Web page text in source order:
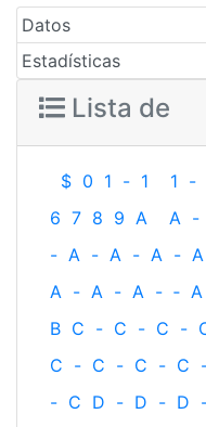
Datos
Estadísticas
Lista de
$ 0 1 - 1 1 -
6 7 8 9 A A -
- A - A - A - A
A - A - A - ‐ A
B C - C - C -
C - C - C - C
- C D - D - D